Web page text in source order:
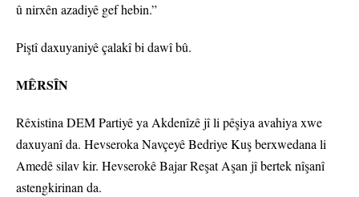
û nirxên azadiyê gef hebin.”
Piştî daxuyaniyê çalakî bi dawî bû.
MÊRSÎN
Rêxistina DEM Partiyê ya Akdenîzê jî li pêşiya avahiya xwe
daxuyanî da. Hevseroka Navçeyê Bedriye Kuş berxwedana li
Amedê silav kir. Hevserokê Bajar Reşat Aşan jî bertek nîşanî
astengkirinan da.